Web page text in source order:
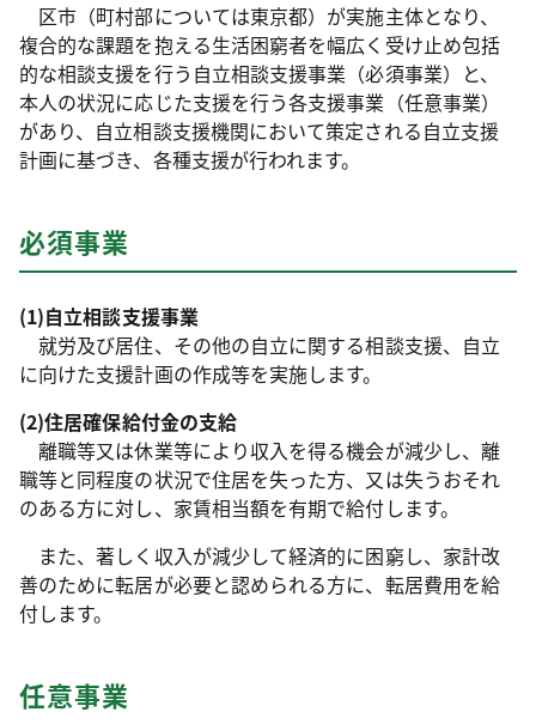
区市（町村部については東京都）が実施主体となり、
複合的な課題を抱える生活困窮者を幅広く受け止め包括
的な相談支援を行う自立相談支援事業（必須事業）と、
本人の状況に応じた支援を行う各支援事業（任意事業）
があり、自立相談支援機関において策定される自立支援
計画に基づき、各種支援が行われます。
必須事業
(1)自立相談支援事業
就労及び居住、その他の自立に関する相談支援、自立
に向けた支援計画の作成等を実施します。
(2)住居確保給付金の支給
離職等又は休業等により収入を得る機会が減少し、離
職等と同程度の状況で住居を失った方、又は失うおそれ
のある方に対し、家賃相当額を有期で給付します。
また、著しく収入が減少して経済的に困窮し、家計改
善のために転居が必要と認められる方に、転居費用を給
付します。
任意事業